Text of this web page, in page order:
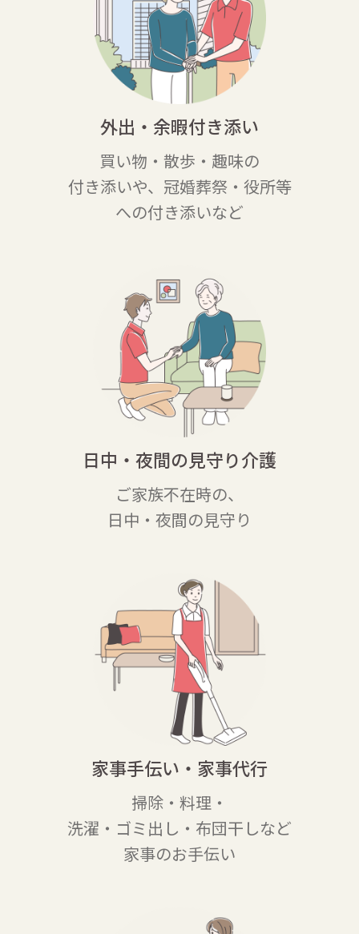
外出・余暇付き添い
買い物・散歩・趣味の
付き添いや、冠婚葬祭・役所等
への付き添いなど
日中・夜間の見守り介護
ご家族不在時の、
日中・夜間の見守り
家事手伝い・家事代行
掃除・料理・
洗濯・ゴミ出し・布団干 しなど
家事のお手伝い